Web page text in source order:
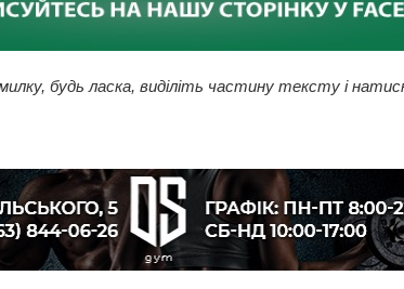
будь ласка, виділіть частину тексту і